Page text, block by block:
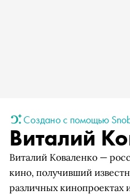
Создано с помощью
Виталий
Виталий Коваленко —
кино, получивший
различных кинопроектах